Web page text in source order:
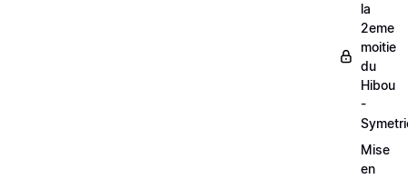
la
2eme
moitie
du
Hibou
-
Mise
en